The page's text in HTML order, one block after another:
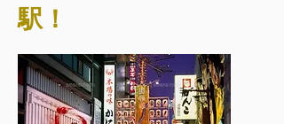
駅！